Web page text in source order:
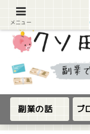
副業の話 ブ
メニュー